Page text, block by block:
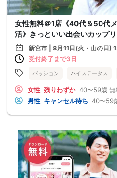
女性無料＠1席《40代＆50代
活》きっといい出会いカップ
新宮市 | 8月11日(火・山の日)
受付終了まで3日
パッション ハイステータス
女性 残りわずか 40〜59歳 無
男性 キャンセル待ち 40〜59